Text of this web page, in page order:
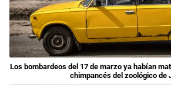
Los bombardeos del 17 de marzo ya habían
chimpancés del zoológico de